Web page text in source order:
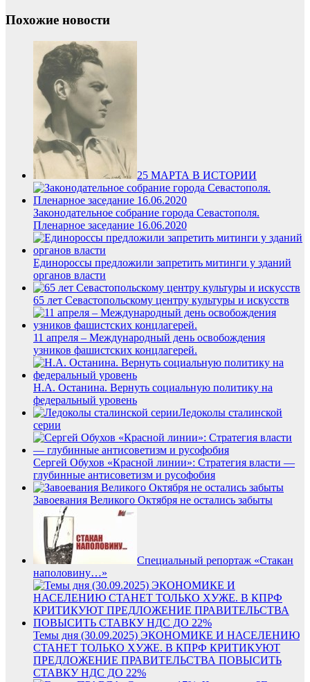
Похожие новости
25 МАРТА В ИСТОРИИ
Законодательное собрание города Севастополя.
Пленарное заседание 16.06.2020
Единороссы предложили запретить митинги у зданий
органов власти
65 лет Севастопольскому центру культуры и искусств
11 апреля – Международный день освобождения
узников фашистских концлагерей.
Н.А. Останина. Вернуть социальную политику на
федеральный уровень
Ледоколы сталинской
серии
Сергей Обухов «Красной линии»: Стратегия власти —
глубинные антисоветизм и русофобия
Завоевания Великого Октября не остались забыты
Специальный репортаж «Стакан
наполовину…»
Темы дня (30.09.2025) ЭКОНОМИКЕ И НАСЕЛЕНИЮ
СТАНЕТ ТОЛЬКО ХУЖЕ. В КПРФ КРИТИКУЮТ
ПРЕДЛОЖЕНИЕ ПРАВИТЕЛЬСТВА ПОВЫСИТЬ
СТАВКУ НДС ДО 22%